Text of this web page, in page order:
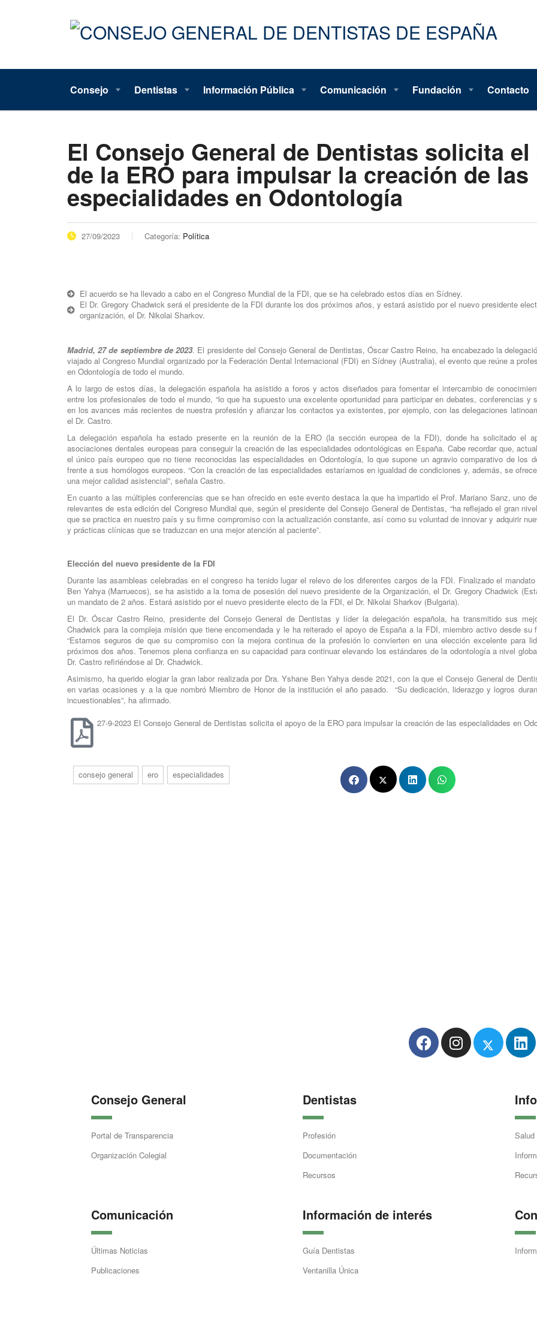
Consejo Dentistas Información Pública Comunicación Fundación Contacto
El Consejo General de Dentistas solicita el
de la ERO para impulsar la creación de las
especialidades en Odontología
27/09/2023 Categoría: Política
El acuerdo se ha llevado a cabo en el Congreso Mundial de la FDI, que se ha celebrado estos días en Sídney.
El Dr. Gregory Chadwick será el presidente de la FDI durante los dos próximos años, y estará asistido por el nuevo presidente
organización, el Dr. Nikolai Sharkov.
Madrid, 27 de septiembre de 2023. El presidente del Consejo General de Dentistas, Óscar Castro Reino, ha encabezado la
viajado al Congreso Mundial organizado por la Federación Dental Internacional (FDI) en Sídney (Australia), el evento que reúne a
en Odontología de todo el mundo.
A lo largo de estos días, la delegación española ha asistido a foros y actos diseñados para fomentar el intercambio de
entre los profesionales de todo el mundo, “lo que ha supuesto una excelente oportunidad para participar en debates, conferencias y
en los avances más recientes de nuestra profesión y afianzar los contactos ya existentes, por ejemplo, con las delegaciones
el Dr. Castro.
La delegación española ha estado presente en la reunión de la ERO (la sección europea de la FDI), donde ha solicitado el
asociaciones dentales europeas para conseguir la creación de las especialidades odontológicas en España. Cabe recordar que,
el único país europeo que no tiene reconocidas las especialidades en Odontología, lo que supone un agravio comparativo de los
frente a sus homólogos europeos. “Con la creación de las especialidades estaríamos en igualdad de condiciones y, además, se
una mejor calidad asistencial”, señala Castro.
En cuanto a las múltiples conferencias que se han ofrecido en este evento destaca la que ha impartido el Prof. Mariano Sanz, uno
relevantes de esta edición del Congreso Mundial que, según el presidente del Consejo General de Dentistas, “ha reflejado el gran
que se practica en nuestro país y su firme compromiso con la actualización constante, así como su voluntad de innovar y adquirir
y prácticas clínicas que se traduzcan en una mejor atención al paciente”.
Elección del nuevo presidente de la FDI
Durante las asambleas celebradas en el congreso ha tenido lugar el relevo de los diferentes cargos de la FDI. Finalizado el
Ben Yahya (Marruecos), se ha asistido a la toma de posesión del nuevo presidente de la Organización, el Dr. Gregory Chadwick
un mandato de 2 años. Estará asistido por el nuevo presidente electo de la FDI, el Dr. Nikolai Sharkov (Bulgaria).
El Dr. Óscar Castro Reino, presidente del Consejo General de Dentistas y líder la delegación española, ha transmitido sus
Chadwick para la compleja misión que tiene encomendada y le ha reiterado el apoyo de España a la FDI, miembro activo desde su
“Estamos seguros de que su compromiso con la mejora continua de la profesión lo convierten en una elección excelente para
próximos dos años. Tenemos plena confianza en su capacidad para continuar elevando los estándares de la odontología a nivel
Dr. Castro refiriéndose al Dr. Chadwick.
Asimismo, ha querido elogiar la gran labor realizada por Dra. Yshane Ben Yahya desde 2021, con la que el Consejo General de
en varias ocasiones y a la que nombró Miembro de Honor de la institución el año pasado. “Su dedicación, liderazgo y logros
incuestionables”, ha afirmado.
27-9-2023 El Consejo General de Dentistas solicita el apoyo de la ERO para impulsar la creación de las especialidades en
consejo general ero especialidades
Consejo General
Portal de Transparencia
Organización Colegial
Dentistas
Profesión
Documentación
Recursos
Salud
Comunicación
Últimas Noticias
Publicaciones
Información de interés
Guía Dentistas
Ventanilla Única